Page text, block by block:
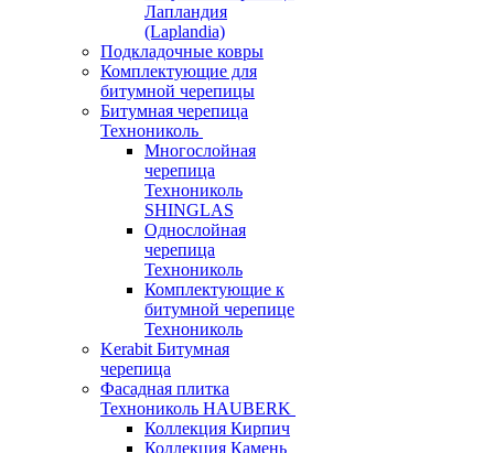
Лапландия
(Laplandia)
Подкладочные ковры
Комплектующие для
битумной черепицы
Битумная черепица
Технониколь
Многослойная
черепица
Технониколь
SHINGLAS
Однослойная
черепица
Технониколь
Комплектующие к
битумной черепице
Технониколь
Kerabit Битумная
черепица
Фасадная плитка
Технониколь HAUBERK
Кол​лекция Кирпич
Кол​лекция Камень